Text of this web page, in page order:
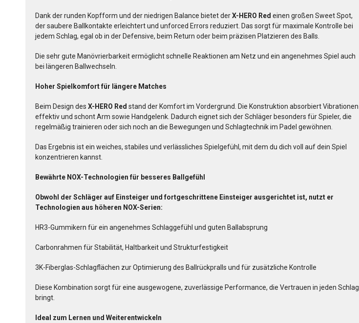
Dank der runden Kopfform und der niedrigen Balance bietet derX-HERO Red einen großen Sweet Spot,
der saubere Ballkontakte erleichtert und unforced Errors reduziert. Das sorgt für maximale Kontrolle bei
jedem Schlag, egal ob in der Defensive, beim Return oder beim präzisen Platzieren des Balls.
Die sehr gute Manövrierbarkeit ermöglicht schnelle Reaktionen am Netz und ein angenehmes Spiel auch
bei längeren Ballwechseln.
Hoher Spielkomfort für längere Matches
Beim Design des X-HERO Red stand der Komfort im Vordergrund. Die Konstruktion absorbiert Vibrationen
effektiv und schont Arm sowie Handgelenk. Dadurch eignet sich der Schläger besonders für Spieler, die
regelmäßig trainieren oder sich noch an die Bewegungen und Schlagtechnik im Padel gewöhnen.
Das Ergebnis ist ein weiches, stabiles und verlässliches Spielgefühl, mit dem du dich voll auf dein Spiel
konzentrieren kannst.
Bewährte NOX-Technologien für besseres Ballgefühl
Obwohl der Schläger auf Einsteiger und fortgeschrittene Einsteiger ausgerichtet ist, nutzt er
Technologien aus höheren NOX-Serien:
HR3-Gummikern für ein angenehmes Schlaggefühl und guten Ballabsprung
Carbonrahmen für Stabilität, Haltbarkeit und Strukturfestigkeit
3K-Fiberglas-Schlagflächen zur Optimierung des Ballrückpralls und für zusätzliche Kontrolle
Diese Kombination sorgt für eine ausgewogene, zuverlässige Performance, die Vertrauen in jeden Schlag
bringt.
Ideal zum Lernen und Weiterentwickeln